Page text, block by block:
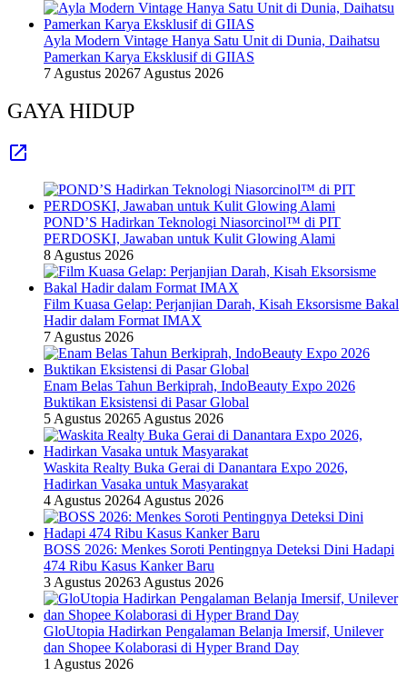
Ayla Modern Vintage Hanya Satu Unit di Dunia, Daihatsu
Pamerkan Karya Eksklusif di GIIAS
7 Agustus 20267 Agustus 2026
GAYA HIDUP
POND’S Hadirkan Teknologi Niasorcinol™ di PIT
PERDOSKI, Jawaban untuk Kulit Glowing Alami
8 Agustus 2026
Film Kuasa Gelap: Perjanjian Darah, Kisah Eksorsisme Bakal
Hadir dalam Format IMAX
7 Agustus 2026
Enam Belas Tahun Berkiprah, IndoBeauty Expo 2026
Buktikan Eksistensi di Pasar Global
5 Agustus 20265 Agustus 2026
Waskita Realty Buka Gerai di Danantara Expo 2026,
Hadirkan Vasaka untuk Masyarakat
4 Agustus 20264 Agustus 2026
BOSS 2026: Menkes Soroti Pentingnya Deteksi Dini Hadapi
474 Ribu Kasus Kanker Baru
3 Agustus 20263 Agustus 2026
GloUtopia Hadirkan Pengalaman Belanja Imersif, Unilever
dan Shopee Kolaborasi di Hyper Brand Day
1 Agustus 2026